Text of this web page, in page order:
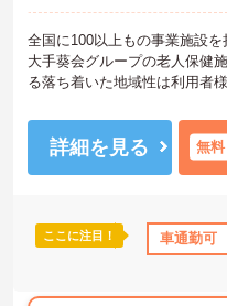
全国に100以上もの事業施設
大手葵会グループの老人保健
る落ち着いた地域性は利用者
けて就業して頂けます。初め
整えていますのでご興味のあ
詳細を見る 無料
ここに注目！ 車通勤可